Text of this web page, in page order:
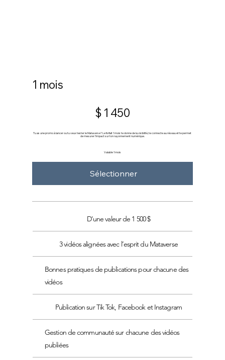
1 mois
$ 1 450
Tu as une promo à lancer ou tu veux tester le Mataverse? Le forfait 1 mois te donne de la visibilité, te connecte au réseau et te permet
de mesurer l’impact sur ton rayonnement numérique.
Valable 1 mois
Sélectionner
D'une valeur de 1 500 $
3 vidéos alignées avec l’esprit du Mataverse
Bonnes pratiques de publications pour chacune des
vidéos
Publication sur Tik Tok, Facebook et Instagram
Gestion de communauté sur chacune des vidéos
publiées